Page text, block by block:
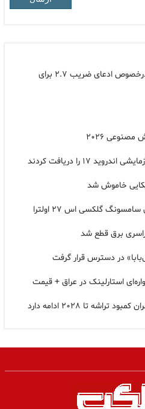
واکنش سازمان تنظیم مقررات درخصوص ادعای ضریب ۲.۷ برای
۱۷ را دریافت کردند
گلکسی اس ۲۷ اولترا
برق قطع شد
در دسترس قرار گرفت
استارلینک در عراق + قیمت
تا ۲۰۲۸ ادامه دارد